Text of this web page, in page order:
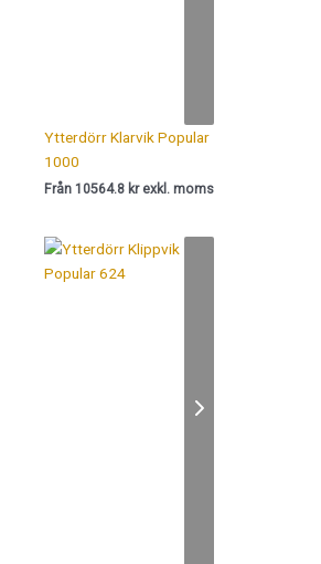
Ytterdörr Klarvik Popular
1000
Från 10564.8 kr exkl. moms